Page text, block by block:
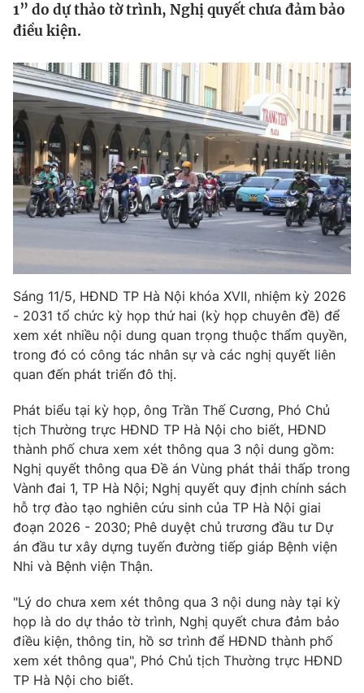
Thế giới
Tin tức
Thế giới đó đây
Câu chuyện quốc tế
Kinh tế
Tài chính
Thị trường
Góc doanh nghiệp
Dữ liệu và đời sống
Truyền hình
Phim VTV
Nhân vật
Khán giả
Giải sao mai
Giải trí
Điện ảnh
Sao
Đời sống
Du lịch
Làm đẹp
Chất lượng cuộc sống
Giáo dục
Tuyển sinh
Học trực tuyến
Công nghệ
Sản phẩm
Thị trường
Tư vấn
Giao lưu trực tuyến
Lịch phát sóng
Chuyên mục khác
Emagazine Podcast
Video Shorts video
VTV Money
1” do dự thảo tờ trình, Nghị quyết chưa đảm bảo
điều kiện.
Sáng 11/5, HĐND TP Hà Nội khóa XVII, nhiệm kỳ 2026
- 2031 tổ chức kỳ họp thứ hai (kỳ họp chuyên đề) để
xem xét nhiều nội dung quan trọng thuộc thẩm quyền,
trong đó có công tác nhân sự và các nghị quyết liên
quan đến phát triển đô thị.
Phát biểu tại kỳ họp, ông Trần Thế Cương, Phó Chủ
tịch Thường trực HĐND TP Hà Nội cho biết, HĐND
thành phố chưa xem xét thông qua 3 nội dung gồm:
Nghị quyết thông qua Đề án Vùng phát thải thấp trong
Vành đai 1, TP Hà Nội; Nghị quyết quy định chính sách
hỗ trợ đào tạo nghiên cứu sinh của TP Hà Nội giai
đoạn 2026 - 2030; Phê duyệt chủ trương đầu tư Dự
án đầu tư xây dựng tuyến đường tiếp giáp Bệnh viện
Nhi và Bệnh viện Thận.
"Lý do chưa xem xét thông qua 3 nội dung này tại kỳ
họp là do dự thảo tờ trình, Nghị quyết chưa đảm bảo
điều kiện, thông tin, hồ sơ trình để HĐND thành phố
xem xét thông qua", Phó Chủ tịch Thường trực HĐND
TP Hà Nội cho biết.